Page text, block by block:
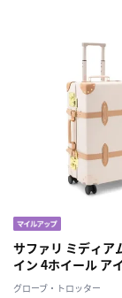
サファリ ミディア
イン 4ホイール ア
ュラル スーツケース
グローブ・トロッター